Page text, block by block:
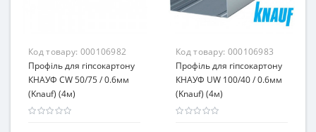
Код товару: 000106982
Профіль для гіпсокартону
КНАУФ CW 50/75 / 0.6мм
(Knauf) (4м)
Код товару: 000106983
Профіль для гіпсокартону
КНАУФ UW 100/40 / 0.6мм
(Knauf) (4м)